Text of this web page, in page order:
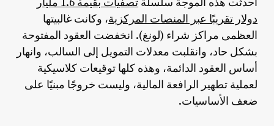
دولار تقريبًا عبر المنصات المركزية، وكانت غالبيتها
العظمى مراكز شراء (لونغ). انخفضت العقود المفتوحة
بشكل حاد، وانقلبت معدلات التمويل إلى السالب، وانهار
أساس العقود الدائمة، وهذه كلها توقيعات كلاسيكية
لعملية تطهير الرافعة المالية، وليست خروجًا مبنيًا على
ضعف الأساسيات.